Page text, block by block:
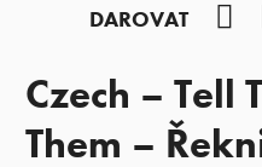
DAROVAT
Czech – Tell
Them –